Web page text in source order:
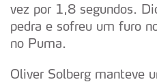
vez por 1,8 segundos.
pedra e sofreu um furo
no Puma.
Oliver Solberg manteve